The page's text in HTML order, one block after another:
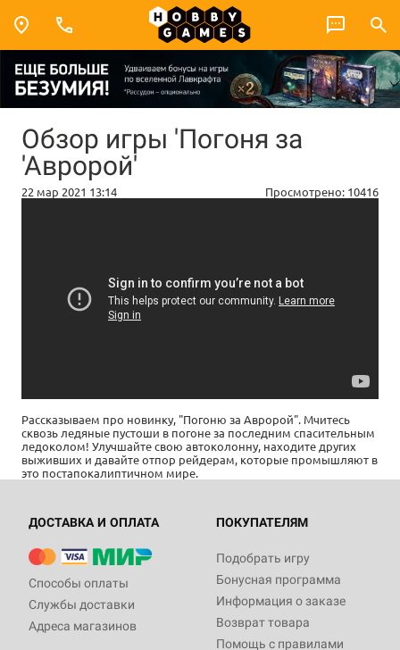
Обзор игры 'Погоня за
'Авророй'
22 мар 2021 13:14 Просмотрено: 10416
Рассказываем про новинку, "Погоню за Авророй". Мчитесь
сквозь ледяные пустоши в погоне за последним спасительным
ледоколом! Улучшайте свою автоколонну, находите других
выживших и давайте отпор рейдерам, которые промышляют в
это постапокалиптичном мире.
ДОСТАВКА И ОПЛАТА
Способы оплаты
Службы доставки
Адреса магазинов
ПОКУПАТЕЛЯМ
Подобрать игру
Бонусная программа
Информация о заказе
Возврат товара
Помощь с правилами